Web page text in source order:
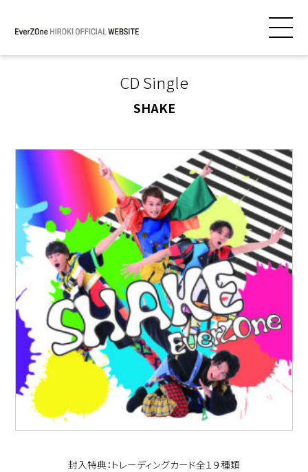
CD Single
SHAKE
封入特典：トレーディングカード全１９種類